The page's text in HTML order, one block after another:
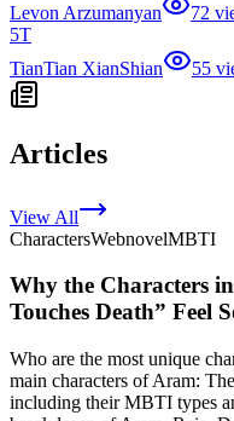
Levon Arzumanyan
72
5T
TianTian XianShian
55
Articles
View All
CharactersWebnovelMBTI
Why the Characters
Touches Death” Feel
Who are the most unique
main characters of Aram:
including their MBTI types